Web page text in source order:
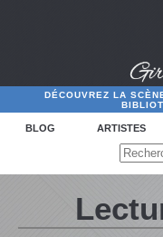
DÉCOUVREZ LA
BLOG ARTISTES